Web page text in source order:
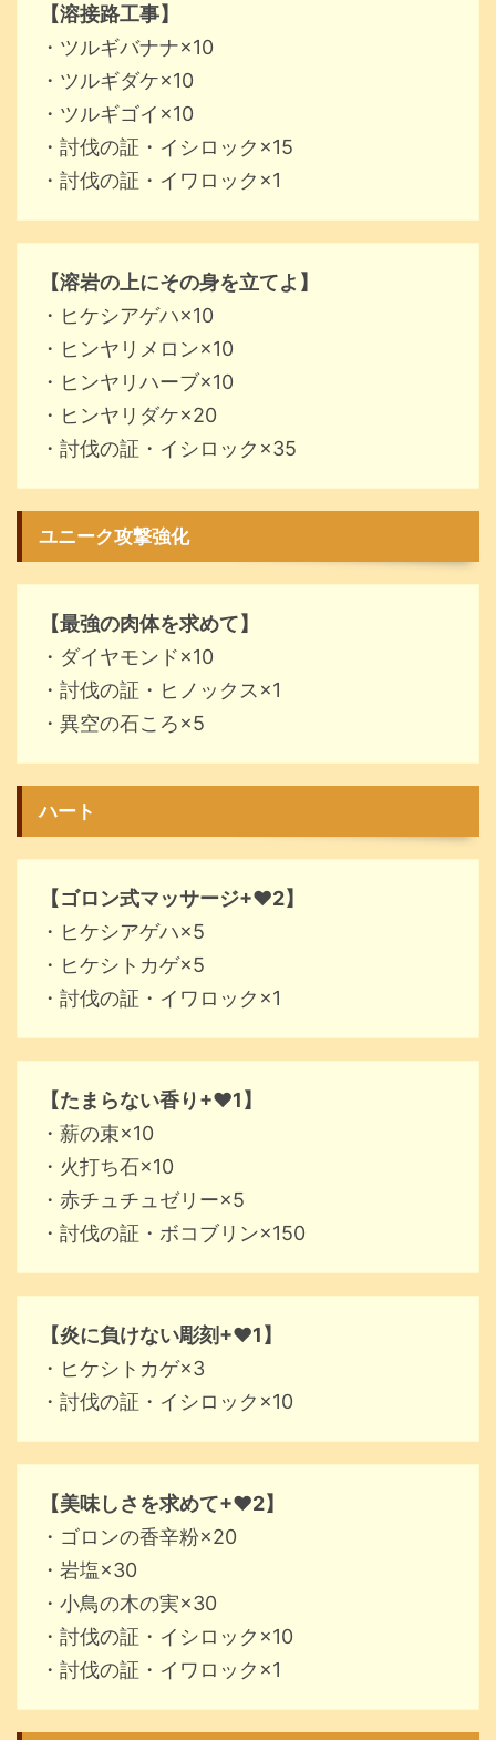
【溶接路工事】
・ツルギバナナ×10
・ツルギダケ×10
・ツルギゴイ×10
・討伐の証・イシロック×15
・討伐の証・イワロック×1
【溶岩の上にその身を立てよ】
・ヒケシアゲハ×10
・ヒンヤリメロン×10
・ヒンヤリハーブ×10
・ヒンヤリダケ×20
・討伐の証・イシロック×35
ユニーク攻撃強化
【最強の肉体を求めて】
・ダイヤモンド×10
・討伐の証・ヒノックス×1
・異空の石ころ×5
ハート
【ゴロン式マッサージ+♥2】
・ヒケシアゲハ×5
・ヒケシトカゲ×5
・討伐の証・イワロック×1
【たまらない香り+♥1】
・薪の束×10
・火打ち石×10
・赤チュチュゼリー×5
・討伐の証・ボコブリン×150
【炎に負けない彫刻+♥1】
・ヒケシトカゲ×3
・討伐の証・イシロック×10
【美味しさを求めて+♥2】
・ゴロンの香辛粉×20
・岩塩×30
・小鳥の木の実×30
・討伐の証・イシロック×10
・討伐の証・イワロック×1